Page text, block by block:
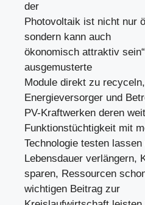
der
Photovoltaik ist nicht nur
sondern kann auch
ökonomisch attraktiv
ausgemusterte
Module direkt zu
Energieversorger und
PV-Kraftwerken deren
Funktionstüchtigkeit mit
Technologie testen
Lebensdauer verlängern,
sparen, Ressourcen
wichtigen Beitrag zur